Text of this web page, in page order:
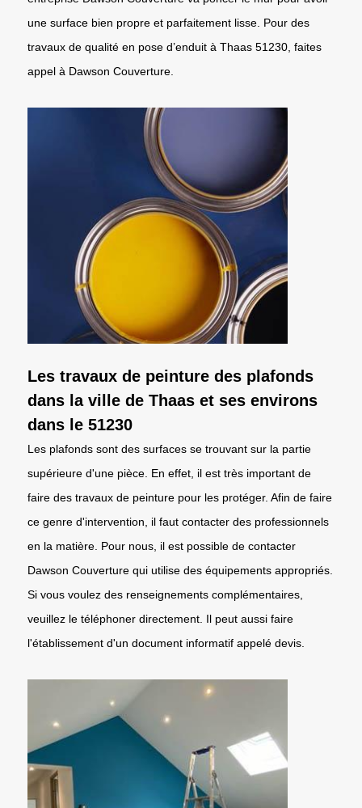
une surface bien propre et parfaitement lisse. Pour des
travaux de qualité en pose d’enduit à Thaas 51230, faites
appel à Dawson Couverture.
Les travaux de peinture des plafonds
dans la ville de Thaas et ses environs
dans le 51230
Les plafonds sont des surfaces se trouvant sur la partie
supérieure d'une pièce. En effet, il est très important de
faire des travaux de peinture pour les protéger. Afin de faire
ce genre d'intervention, il faut contacter des professionnels
en la matière. Pour nous, il est possible de contacter
Dawson Couverture qui utilise des équipements appropriés.
Si vous voulez des renseignements complémentaires,
veuillez le téléphoner directement. Il peut aussi faire
l'établissement d'un document informatif appelé devis.